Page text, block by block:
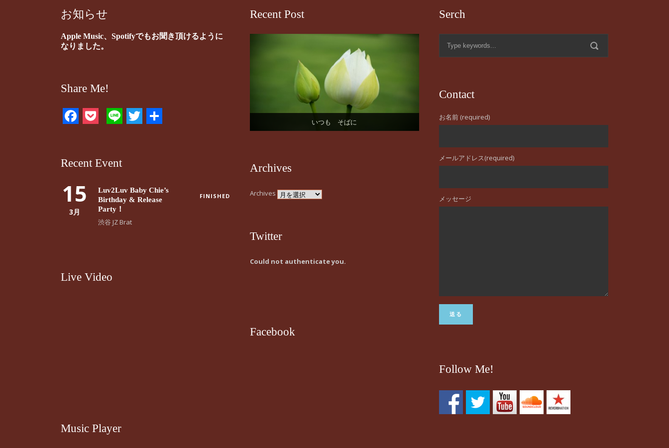
お知らせ
Apple Music、Spotifyでもお聞き頂けるように
なりました。
Share Me!
Facebook
PocketLineTwitter
Recent Event
15
3月
Luv2Luv Baby Chie’s
Birthday & Release
Party！
渋谷 JZ Brat
FINISHED
Live Video
Music Player
Recent Post
いつも そばに
はじまりの日。
桜の季節になりました！
お誕生日おめでとうございます
謹賀新年
Archives
Archives
Twitter
Could not authenticate you.
Facebook
Serch
Contact
お名前 (required)
メールアドレス(required)
メッセージ
Follow Me!